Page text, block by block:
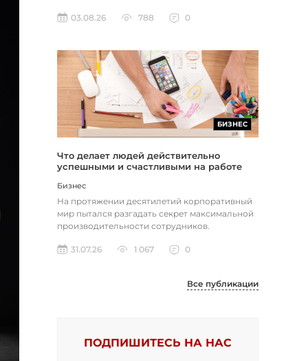
03.08.26
788 0
БИЗНЕС
Что делает людей действительно
успешными и счастливыми на работе
Бизнес
На протяжении десятилетий корпоративный
мир пытался разгадать секрет максимальной
производительности сотрудников.
31.07.26
1 067 0
Все публикации
ПОДПИШИТЕСЬ НА НАС